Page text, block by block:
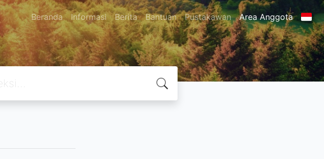
Beranda Informasi Berita Bantuan Pustakawan Area Anggota